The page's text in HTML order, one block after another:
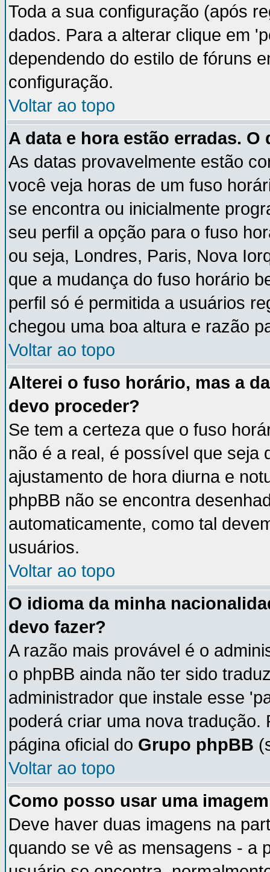
Toda a sua configuração (após
dados. Para a alterar clique em
dependendo do estilo de fóruns
configuração.
Voltar ao topo
A data e hora estão erradas. O
As datas provavelmente estão
você veja horas de um fuso
se encontra ou inicialmente
seu perfil a opção para o fuso
ou seja, Londres, Paris, Nova
que a mudança do fuso horário
perfil só é permitida a usuários
chegou uma boa altura e razão
Voltar ao topo
Alterei o fuso horário, mas a
devo proceder?
Se tem a certeza que o fuso
não é a real, é possível que seja
ajustamento de hora diurna e
phpBB não se encontra
automaticamente, como tal
usuários.
Voltar ao topo
O idioma da minha
devo fazer?
A razão mais provável é o
o phpBB ainda não ter sido
administrador que instale esse
poderá criar uma nova
página oficial do Grupo phpBB
Voltar ao topo
Como posso usar uma
Deve haver duas imagens na
quando se vê as mensagens - a